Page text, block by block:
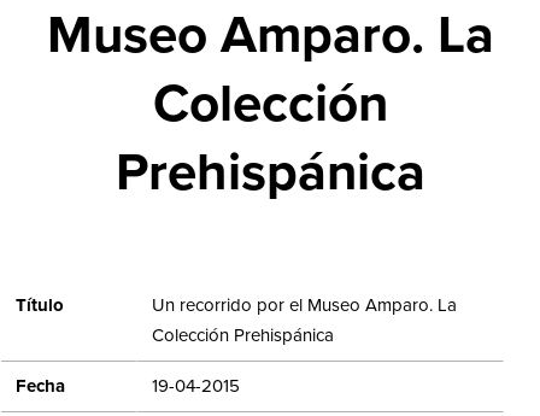
Museo Amparo. La
Colección
Prehispánica
Título
Un recorrido por el Museo Amparo. La
Colección Prehispánica
Fecha 19-04-2015